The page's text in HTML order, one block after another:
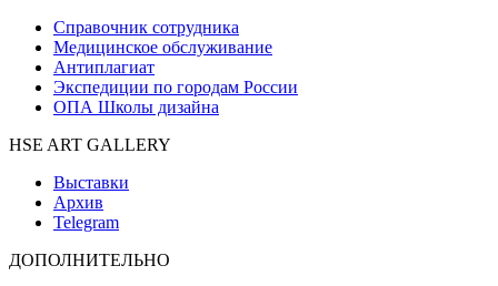
Справочник сотрудника
Медицинское обслуживание
Антиплагиат
Экспедиции по городам России
ОПА Школы дизайна
HSE ART GALLERY
Выставки
Архив
Telegram
ДОПОЛНИТЕЛЬНО